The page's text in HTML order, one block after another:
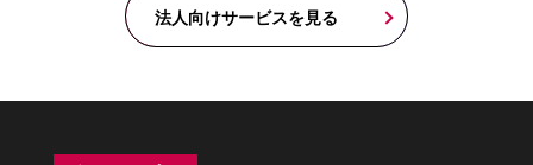
法人向けサービスを見る